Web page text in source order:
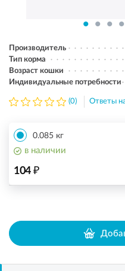
Производитель
Тип корма
Возраст кошки
Индивидуальные потребности
(0) Ответы
0.085 кг
104 ₽
в наличии